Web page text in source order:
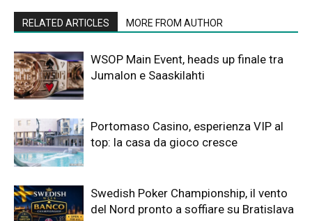
RELATED ARTICLES MORE FROM AUTHOR
WSOP Main Event, heads up finale tra
Jumalon e Saaskilahti
Portomaso Casino, esperienza VIP al
top: la casa da gioco cresce
Swedish Poker Championship, il vento
del Nord pronto a soffiare su Bratislava